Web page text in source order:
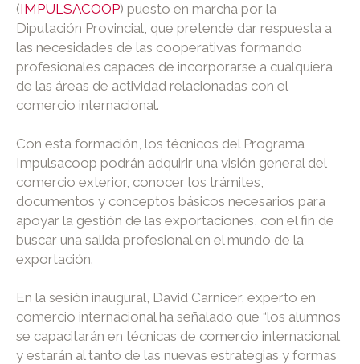
(IMPULSACOOP) puesto en marcha por la
Diputación Provincial, que pretende dar respuesta a
las necesidades de las cooperativas formando
profesionales capaces de incorporarse a cualquiera
de las áreas de actividad relacionadas con el
comercio internacional.
Con esta formación, los técnicos del Programa
Impulsacoop podrán adquirir una visión general del
comercio exterior, conocer los trámites,
documentos y conceptos básicos necesarios para
apoyar la gestión de las exportaciones, con el fin de
buscar una salida profesional en el mundo de la
exportación.
En la sesión inaugural, David Carnicer, experto en
comercio internacional ha señalado que “los alumnos
se capacitarán en técnicas de comercio internacional
y estarán al tanto de las nuevas estrategias y formas